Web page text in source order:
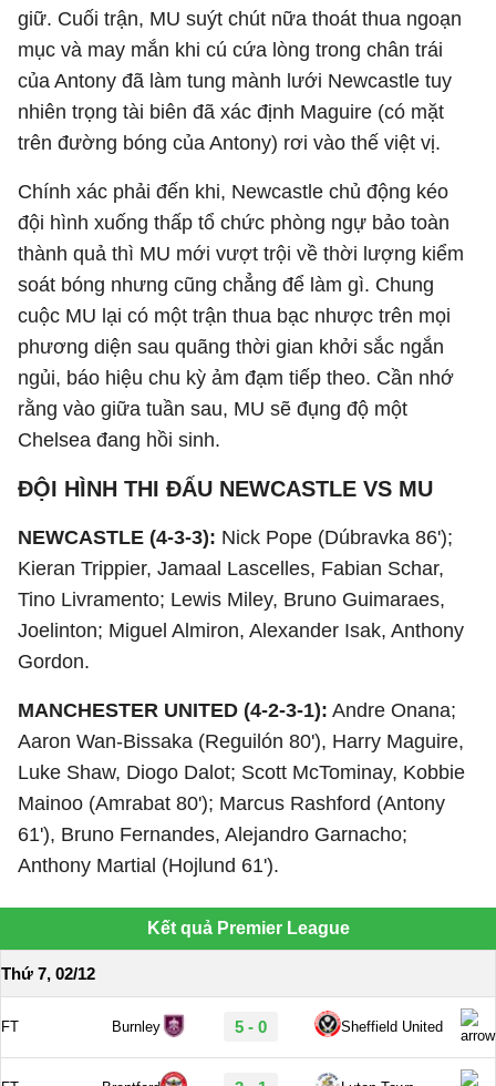
giữ. Cuối trận, MU suýt chút nữa thoát thua ngoạn
mục và may mắn khi cú cứa lòng trong chân trái
của Antony đã làm tung mành lưới Newcastle tuy
nhiên trọng tài biên đã xác định Maguire (có mặt
trên đường bóng của Antony) rơi vào thế việt vị.
Chính xác phải đến khi, Newcastle chủ động kéo
đội hình xuống thấp tổ chức phòng ngự bảo toàn
thành quả thì MU mới vượt trội về thời lượng kiểm
soát bóng nhưng cũng chẳng để làm gì. Chung
cuộc MU lại có một trận thua bạc nhược trên mọi
phương diện sau quãng thời gian khởi sắc ngắn
ngủi, báo hiệu chu kỳ ảm đạm tiếp theo. Cần nhớ
rằng vào giữa tuần sau, MU sẽ đụng độ một
Chelsea đang hồi sinh.
ĐỘI HÌNH THI ĐẤU NEWCASTLE VS MU
NEWCASTLE (4-3-3): Nick Pope (Dúbravka 86');
Kieran Trippier, Jamaal Lascelles, Fabian Schar,
Tino Livramento; Lewis Miley, Bruno Guimaraes,
Joelinton; Miguel Almiron, Alexander Isak, Anthony
Gordon.
MANCHESTER UNITED (4-2-3-1): Andre Onana;
Aaron Wan-Bissaka (Reguilón 80'), Harry Maguire,
Luke Shaw, Diogo Dalot; Scott McTominay, Kobbie
Mainoo (Amrabat 80'); Marcus Rashford (Antony
61'), Bruno Fernandes, Alejandro Garnacho;
Anthony Martial (Hojlund 61').